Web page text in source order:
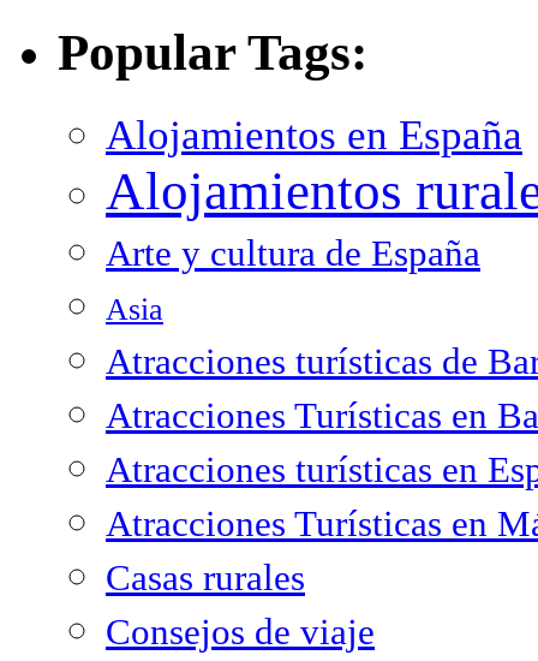
Popular Tags:
Alojamientos en España
Alojamientos
Arte y cultura de España
Asia
Atracciones turísticas de
Atracciones Turísticas en
Atracciones turísticas en
Atracciones Turísticas en
Casas rurales
Consejos de viaje